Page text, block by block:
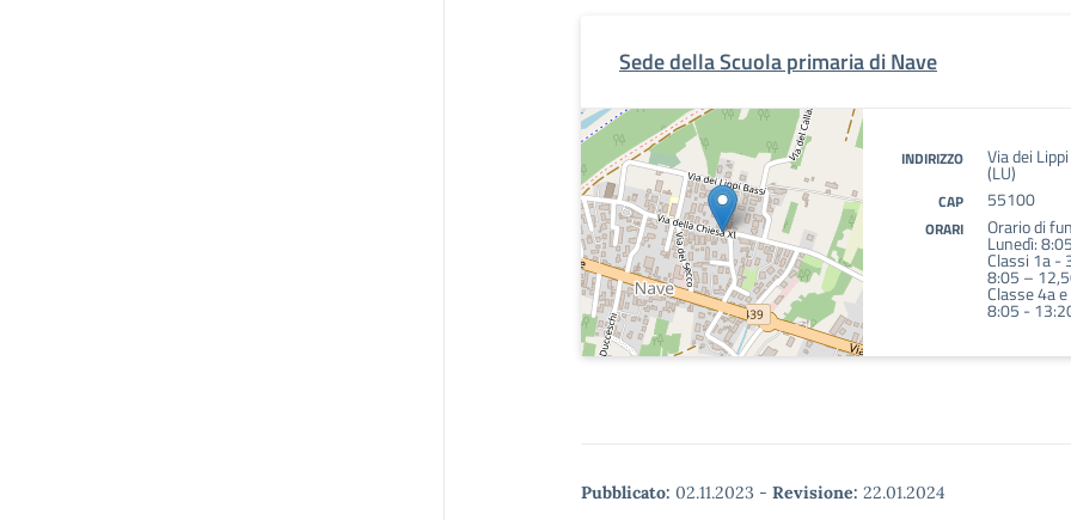
Sede della Scuola primaria di Nave
INDIRIZZO Via dei
(LU)
CAP 55100
ORARI Orario di
Lunedì:
Classi 1a -
8:05 –
Classe 4a
8:05 -
Pubblicato: 02.11.2023 - Revisione: 22.01.2024